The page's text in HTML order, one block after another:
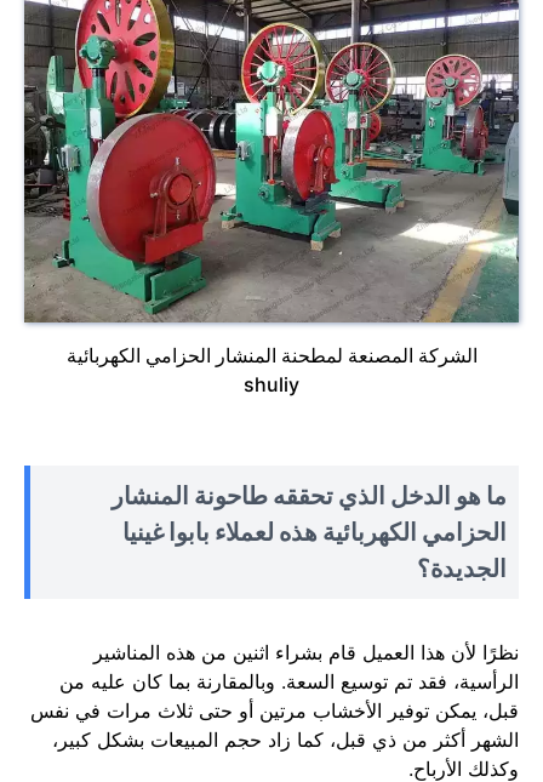
الشركة المصنعة لمطحنة المنشار الحزامي الكهربائية
shuliy
ما هو الدخل الذي تحققه طاحونة المنشار
الحزامي الكهربائية هذه لعملاء بابوا غينيا
الجديدة؟
نظرًا لأن هذا العميل قام بشراء اثنين من هذه المناشير
الرأسية، فقد تم توسيع السعة. وبالمقارنة بما كان عليه من
قبل، يمكن توفير الأخشاب مرتين أو حتى ثلاث مرات في نفس
الشهر أكثر من ذي قبل، كما زاد حجم المبيعات بشكل كبير،
وكذلك الأرباح.